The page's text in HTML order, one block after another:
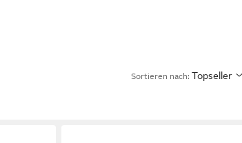
Sortieren nach: Topseller